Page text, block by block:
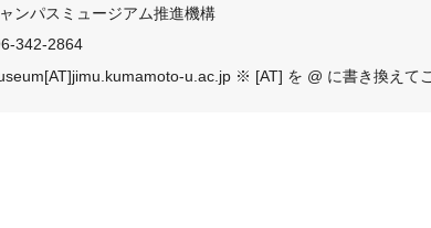
ンパスミュージアム推進機構
342-2864
u.ac.jp ※ [AT] を @ に書き換えて